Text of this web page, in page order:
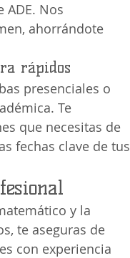
ADE. Nos
ahorrándote
rápidos
presenciales o
Te
que necesitas de
fechas clave de tus
y la
te aseguras de
con experiencia